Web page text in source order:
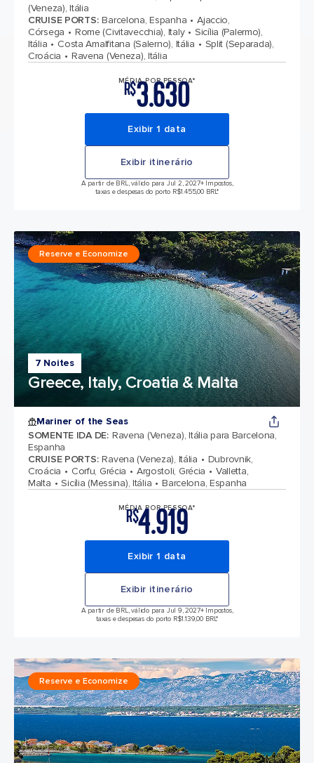
(Veneza), Itália
CRUISE PORTS: Barcelona, Espanha
Ajaccio,
Córsega
Rome (Civitavecchia), Italy
Sicília (Palermo),
Itália
Costa Amalfitana (Salerno), Itália
Split (Separada),
Croácia
Ravena (Veneza), Itália
MÉDIA POR PESSOA*
R$3.630
Exibir 1 data
Exibir itinerário
A partir de BRL, válido para Jul 2, 2027+ Impostos,
taxas e despesas do porto R$1.455,00 BRL*
7 Noites
Greece, Italy, Croatia & Malta
Reserve e Economize
Mariner of the Seas
SOMENTE IDA DE: Ravena (Veneza), Itália para Barcelona,
Espanha
CRUISE PORTS: Ravena (Veneza), Itália
Dubrovnik,
Croácia
Corfu, Grécia Argostoli, Grécia
Valletta,
Malta
Sicília (Messina), Itália Barcelona, Espanha
MÉDIA POR PESSOA*
R$4.919
Exibir 1 data
Exibir itinerário
A partir de BRL, válido para Jul 9, 2027+ Impostos,
taxas e despesas do porto R$1.139,00 BRL*
Reserve e Economize